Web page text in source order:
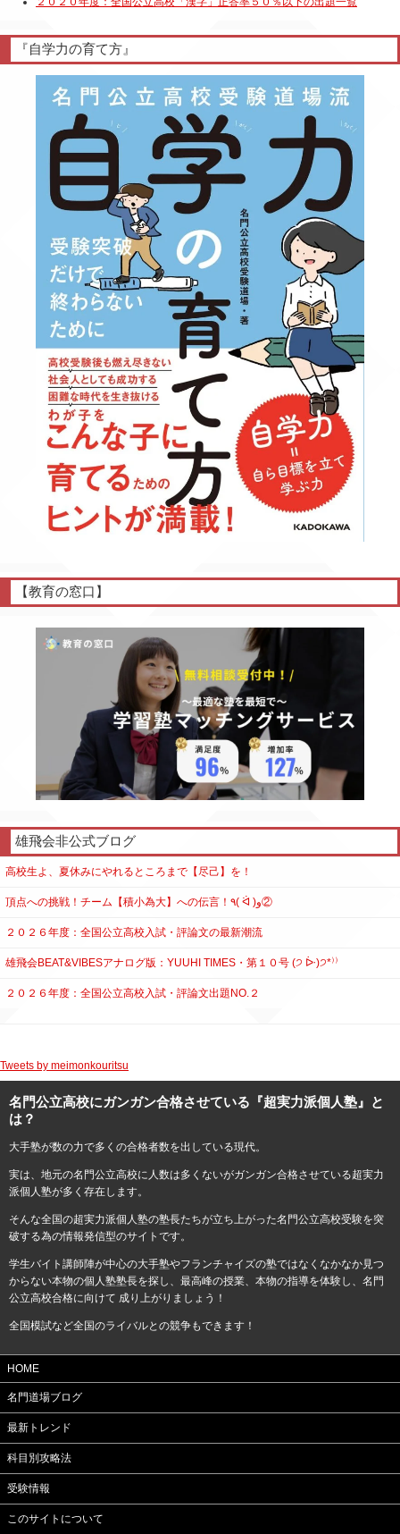
『自学力の育て方』
【教育の窓口】
雄飛会非公式ブログ
高校生よ、夏休みにやれるところまで【尽己】を！
頂点への挑戦！チーム【積小為大】への伝言！٩( ᐛ )و②
２０２６年度：全国公立高校入試・評論文の最新潮流
雄飛会BEAT&VIBESアナログ版：YUUHI TIMES・第１０号 (੭ ᐕ)੭*⁾⁾
２０２６年度：全国公立高校入試・評論文出題NO.２
Tweets by meimonkouritsu
名門公立高校にガンガン合格させている『超実力派個人塾』と
は？
大手塾が数の力で多くの合格者数を出している現代。
実は、地元の名門公立高校に人数は多くないがガンガン合格させている超実力
派個人塾が多く存在します。
そんな全国の超実力派個人塾の塾長たちが立ち上がった名門公立高校受験を突
破する為の情報発信型のサイトです。
学生バイト講師陣が中心の大手塾やフランチャイズの塾ではなくなかなか見つ
からない本物の個人塾塾長を探し、最高峰の授業、本物の指導を体験し、名門
公立高校合格に向けて 成り上がりましょう！
全国模試など全国のライバルとの競争もできます！
HOME
名門道場ブログ
最新トレンド
科目別攻略法
受験情報
このサイトについて